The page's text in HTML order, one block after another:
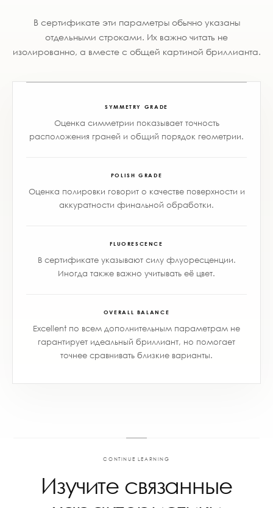
В сертификате эти параметры обычно указаны
отдельными строками. Их важно читать не
изолированно, а вместе с общей картиной бриллианта.
SYMMETRY GRADE
Оценка симметрии показывает точность
расположения граней и общий порядок геометрии.
POLISH GRADE
Оценка полировки говорит о качестве поверхности и
аккуратности финальной обработки.
FLUORESCENCE
В сертификате указывают силу флуоресценции.
Иногда также важно учитывать её цвет.
OVERALL BALANCE
Excellent по всем дополнительным параметрам не
гарантирует идеальный бриллиант, но помогает
точнее сравнивать близкие варианты.
CONTINUE LEARNING
Изучите связанные